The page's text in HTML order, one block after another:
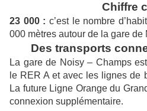
Chiffre
23 000 : c’est le nombre
000 mètres autour de la gare de
Des transports
La gare de Noisy – Champs
le RER A et avec les lignes de
La future Ligne Orange du
connexion supplémentaire.